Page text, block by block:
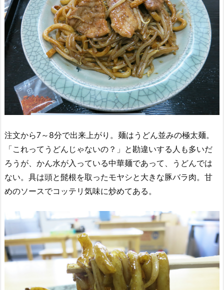
注文から7～8分で出来上がり。麺はうどん並みの極太麺。
「これってうどんじゃないの？」と勘違いする人も多いだ
ろうが、かん水が入っている中華麺であって、うどんでは
ない。具は頭と髭根を取ったモヤシと大きな豚バラ肉。甘
めのソースでコッテリ気味に炒めてある。